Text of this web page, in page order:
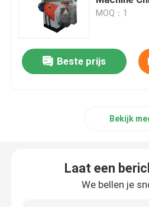
De Molen van de voerkorrel
Houten korrelproductielijn
De Productielijn van de
MOQ：1
Beste prijs
Bekijk
Laat een
We bellen je